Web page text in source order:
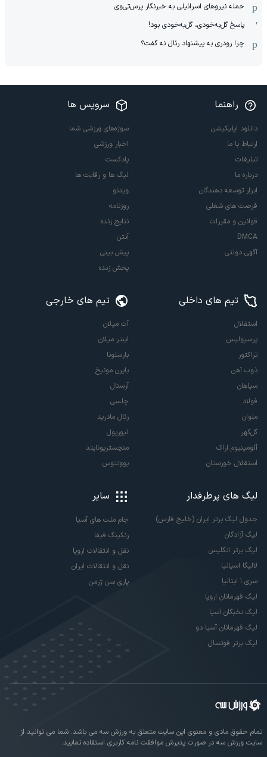
حمله نیروهای اسرائیلی به خبرنگار پرس‌تی‌وی
پاسخ گل‌به‌خودی، گل‌به‌خودی بود!
چرا رودری به پیشنهاد رئال نه گفت؟
راهنما
دانلود اپلیکیشن
ارتباط با ما
تبلیغات
درباره ما
ابزار توسعه دهندگان
فرصت های شغلی
قوانین و مقررات
DMCA
آگهی دولتی
سرویس ها
سوژه‌های ورزشی شما
اخبار ورزشی
پادکست
لیگ ها و رقابت ها
ویدئو
روزنامه
نتایج زنده
آنتن
پیش بینی
پخش زنده
تیم های داخلی
استقلال
پرسپولیس
تراکتور
ذوب آهن
سپاهان
فولاد
ملوان
گل‌گهر
آلومینیوم اراک
استقلال خوزستان
تیم های خارجی
آث میلان
اینتر میلان
بارسلونا
بایرن مونیخ
آرسنال
چلسی
رئال مادرید
لیورپول
منچستریونایتد
یوونتوس
لیگ های پرطرفدار
جدول لیگ برتر ایران (خلیج فارس)
لیگ آزادگان
لیگ برتر انگلیس
لالیگا اسپانیا
سری آ ایتالیا
لیگ قهرمانان اروپا
لیگ نخبگان آسیا
لیگ قهرمانان آسیا دو
لیگ برتر فوتسال
سایر
جام ملت های آسیا
رنکینگ فیفا
نقل و انتقالات اروپا
نقل و انتقالات ایران
پاری سن ژرمن
تمام حقوق مادی و معنوی این سایت متعلق به ورزش سه می باشد. شما می توانید از
سایت ورزش سه در صورت پذیرش موافقت نامه کاربری استفاده نمایید.